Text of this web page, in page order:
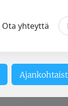
Ota yhteyttä